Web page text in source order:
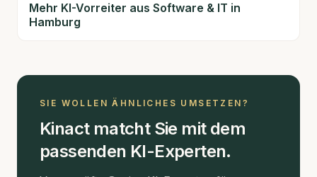
Mehr KI-Vorreiter aus Software & IT in
Hamburg
SIE WOLLEN ÄHNLICHES UMSETZEN?
Kinact matcht Sie mit dem
passenden KI-Experten.